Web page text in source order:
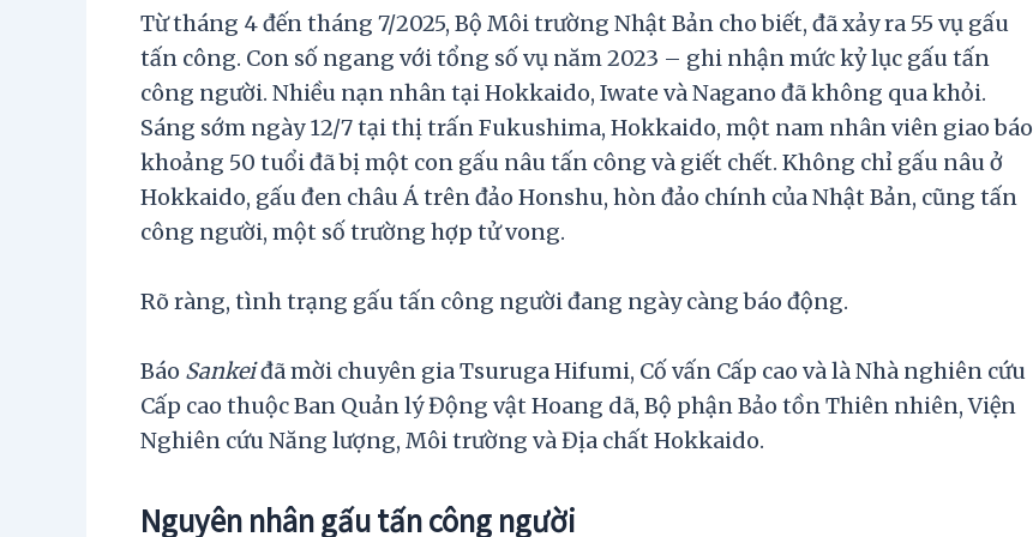
Từ tháng 4 đến tháng 7/2025, Bộ Môi trường Nhật Bản cho biết, đã xảy ra 55 vụ gấu
tấn công. Con số ngang với tổng số vụ năm 2023 – ghi nhận mức kỷ lục gấu tấn
công người. Nhiều nạn nhân tại Hokkaido, Iwate và Nagano đã không qua khỏi.
Sáng sớm ngày 12/7 tại thị trấn Fukushima, Hokkaido, một nam nhân viên giao báo
khoảng 50 tuổi đã bị một con gấu nâu tấn công và giết chết. Không chỉ gấu nâu ở
Hokkaido, gấu đen châu Á trên đảo Honshu, hòn đảo chính của Nhật Bản, cũng tấn
công người, một số trường hợp tử vong.
Rõ ràng, tình trạng gấu tấn công người đang ngày càng báo động.
Báo Sankeiđã mời chuyên gia Tsuruga Hifumi, Cố vấn Cấp cao và là Nhà nghiên cứu
Cấp cao thuộc Ban Quản lý Động vật Hoang dã, Bộ phận Bảo tồn Thiên nhiên, Viện
Nghiên cứu Năng lượng, Môi trường và Địa chất Hokkaido.
Nguyên nhân gấu tấn công người